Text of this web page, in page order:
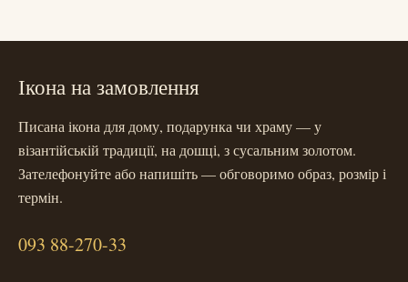
Ікона на замовлення
Писана ікона для дому, подарунка чи храму — у
візантійській традиції, на дошці, з сусальним золотом.
Зателефонуйте або напишіть — обговоримо образ, розмір і
термін.
093 88-270-33